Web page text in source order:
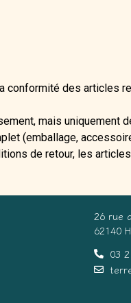
conformité des articles
mais uniquement
(emballage,
de retour, les
26 rue
62140
03